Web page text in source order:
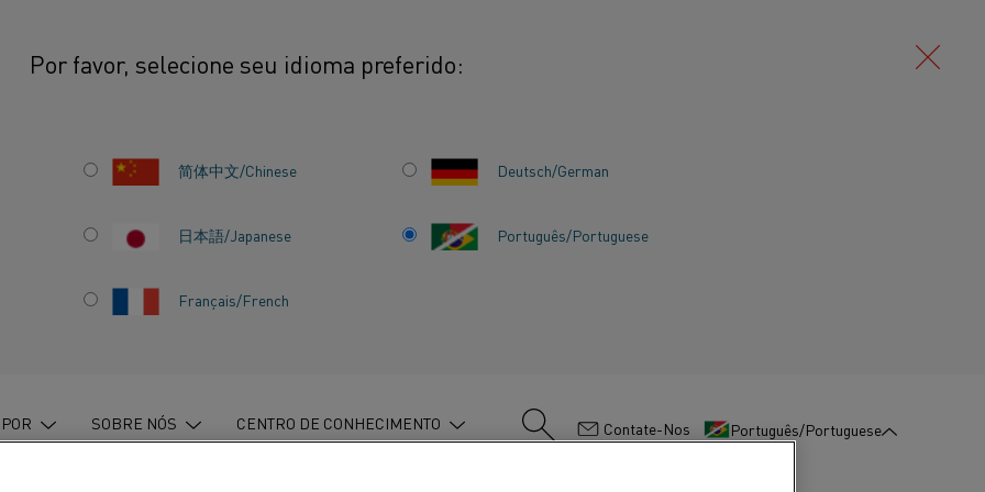
Por favor, selecione seu idioma preferido:
简体中文/Chinese Deutsch/German
日本語/Japanese Português/Portuguese
Français/French
SOBRE NÓS CENTRO DE CONHECIMENTO : Contate-Nos Português/Portuguese
Tamanhos e formas do elemento
KANTHAL®
estão disponíveis como
de formas e tamanhos. O projeto